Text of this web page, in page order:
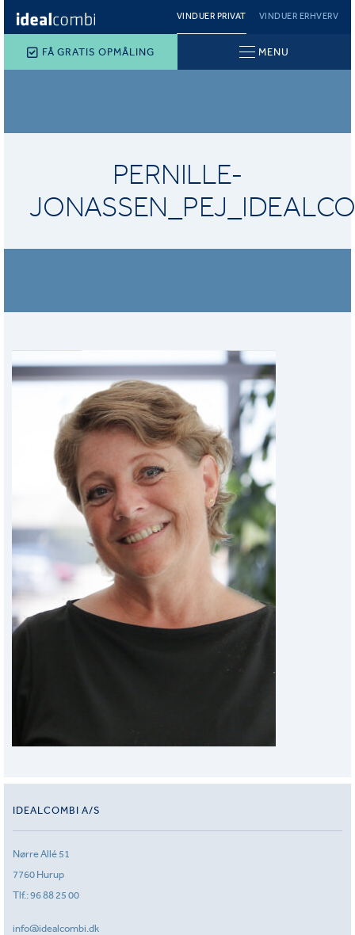
VINDUER PRIVAT VINDUER ERHVERV
FÅ GRATIS OPMÅLING MENU
PERNILLE-
IDEALCOMBI A/S
Nørre Allé 51
7760 Hurup
Tlf.:96 88 25 00
info@idealcombi.dk